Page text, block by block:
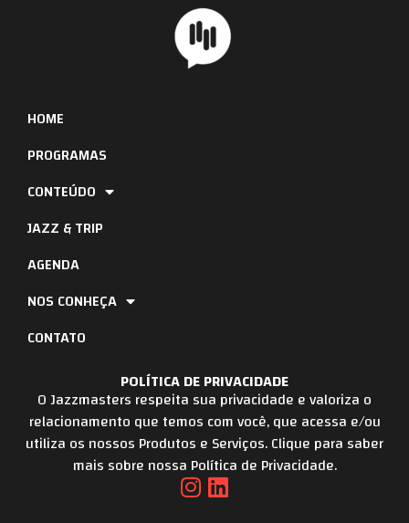
POLÍTICA DE PRIVACIDADE
O Jazzmasters respeita sua privacidade e valoriza o
relacionamento que temos com você, que acessa e/ou
utiliza os nossos Produtos e Serviços. Clique para saber
mais sobre nossa Política de Privacidade.
HOME
PROGRAMAS
CONTEÚDO
JAZZ & TRIP
AGENDA
NOS CONHEÇA
CONTATO